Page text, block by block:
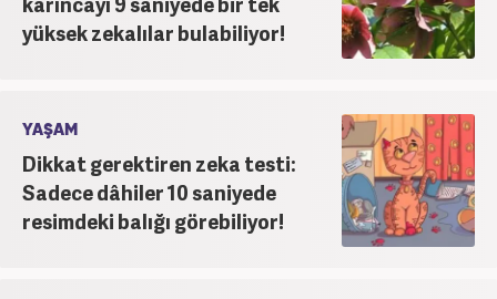
yüksek zekalılar bulabiliyor!
YAŞAM
Dikkat gerektiren zeka testi:
Sadece dâhiler 10 saniyede
resimdeki balığı görebiliyor!